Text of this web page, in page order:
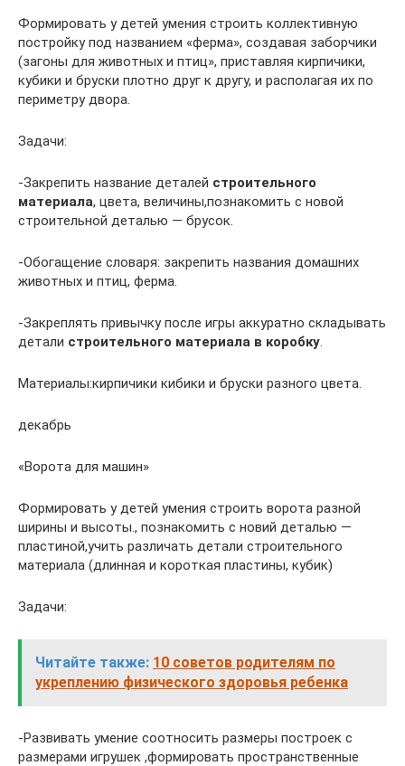
Формировать у детей умения строить коллективную
постройку под названием «ферма», создавая заборчики
(загоны для животных и птиц», приставляя кирпичики,
кубики и бруски плотно друг к другу, и располагая их по
периметру двора.
Задачи:
-Закрепить название деталей строительного
материала, цвета, величины,познакомить с новой
строительной деталью — брусок.
-Обогащение словаря: закрепить названия домашних
животных и птиц, ферма.
-Закреплять привычку после игры аккуратно складывать
детали строительного материала в коробку.
Материалы:кирпичики кибики и бруски разного цвета.
декабрь
«Ворота для машин»
Формировать у детей умения строить ворота разной
ширины и высоты., познакомить с новий деталью —
пластиной,учить различать детали строительного
материала (длинная и короткая пластины, кубик)
Задачи:
Читайте также: 10 советов родителям по
укреплению физического здоровья ребенка
-Развивать умение соотносить размеры построек с
размерами игрушек ,формировать пространственные